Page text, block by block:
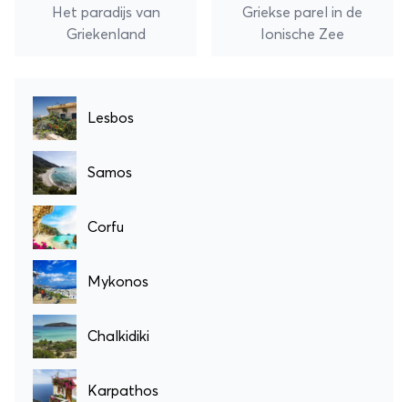
Het paradijs van
Griekenland
Griekse parel in de
Ionische Zee
Lesbos
Samos
Corfu
Mykonos
Chalkidiki
Karpathos